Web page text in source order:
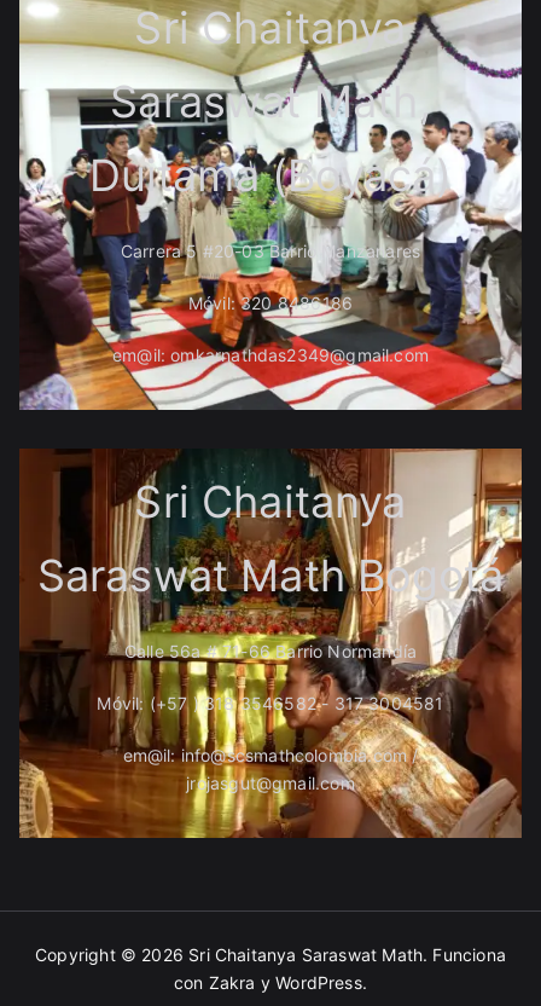
Sri Chaitanya
Saraswat Math,
Duitama (Boyacá)
Carrera 5 #20-03 Barrio Manzanares
Móvil: 320 8486186
em@il: omkarnathdas2349@gmail.com
Sri Chaitanya
Saraswat Math Bogotá
Calle 56a # 71-66 Barrio Normandía
Móvil: (+57 ) 318 3546582 - 317 3004581
em@il: info@scsmathcolombia.com /
jrojasgut@gmail.com
Copyright © 2026 Sri Chaitanya Saraswat Math. Funciona
con Zakra yWordPress.